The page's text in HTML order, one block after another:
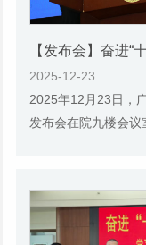
2025-12-23
2025年12月23日，
发布会在院九楼会议